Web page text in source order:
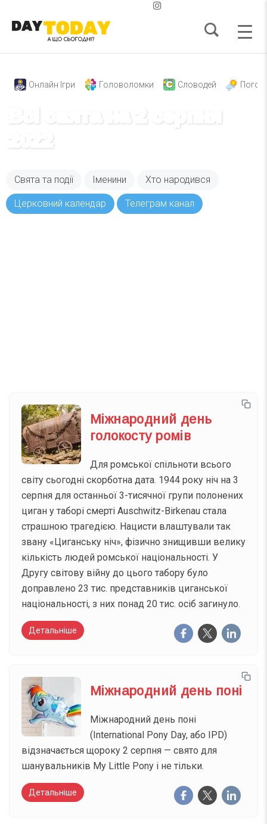
Онлайн Ігри Головоломки Словодей
Всі свята на 2 серпня
2022
Свята та події Іменини Хто народився
Церковний календар Телеграм канал
Міжнародний день
голокосту ромів
Для ромської спільноти всього
світу сьогодні скорботна дата. 1944 року ніч на 3
серпня для останньої 3-тисячної групи полонених
циган у таборі смерті Auschwitz-Birkenau стала
страшною трагедією. Нацисти влаштували так
звану «Циганську ніч», фізично знищивши велику
кількість людей ромської національності. У
Другу світову війну до цього табору було
доправлено 23 тис. представників циганської
національності, з них понад 20 тис. осіб загинуло.
Детальніше
Міжнародний день поні
Міжнародний день поні
(International Pony Day, або IPD)
відзначається щороку 2 серпня — свято для
шанувальників My Little Pony і не тільки.
Детальніше